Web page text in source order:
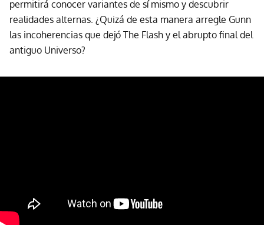
permitirá conocer variantes de sí mismo y descubrir
realidades alternas. ¿Quizá de esta manera arregle Gunn
las incoherencias que dejó The Flash y el abrupto final del
antiguo Universo?